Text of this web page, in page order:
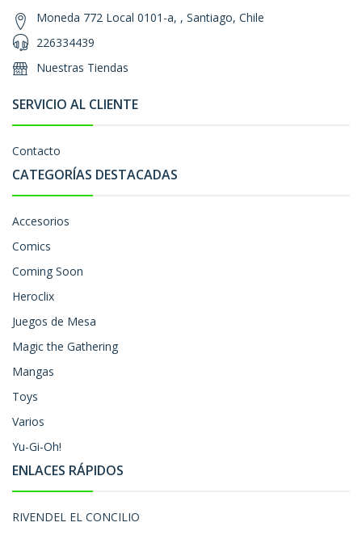
Moneda 772 Local 0101-a, , Santiago, Chile
226334439
Nuestras Tiendas
SERVICIO AL CLIENTE
Contacto
CATEGORÍAS DESTACADAS
Accesorios
Comics
Coming Soon
Heroclix
Juegos de Mesa
Magic the Gathering
Mangas
Toys
Varios
Yu-Gi-Oh!
ENLACES RÁPIDOS
RIVENDEL EL CONCILIO